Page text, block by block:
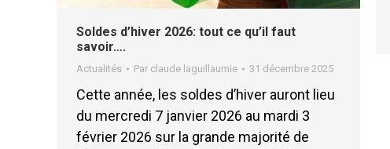
Soldes d’hiver 2026: tout ce qu’il faut
savoir….
Actualités Par claude laguillaumie 31 décembre 2025
Cette année, les soldes d’hiver auront lieu
du mercredi 7 janvier 2026 au mardi 3
février 2026 sur la grande majorité de